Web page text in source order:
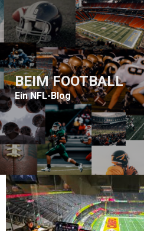
BEIM FOOTBALL
Ein NFL-Blog